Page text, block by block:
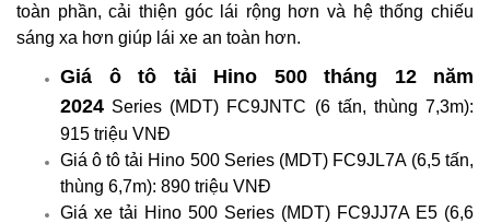
toàn phần, cải thiện góc lái rộng hơn và hệ thống chiếu
sáng xa hơn giúp lái xe an toàn hơn.
Giá ô tô tải Hino 500 tháng 12 năm
2024 Series (MDT) FC9JNTC (6 tấn, thùng 7,3m):
915 triệu VNĐ
Giá ô tô tải Hino 500 Series (MDT) FC9JL7A (6,5 tấn,
thùng 6,7m): 890 triệu VNĐ
Giá xe tải Hino 500 Series (MDT) FC9JJ7A E5 (6,6